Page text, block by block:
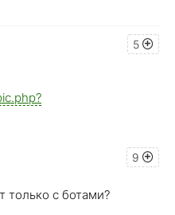
5
9
только с ботами?